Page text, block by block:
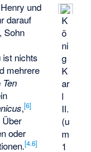
K
ö
ni
g
K
ar
l
II.
(u
m
1
und
darauf
Sohn
ist nichts
mehrere
Ten
,[6]
Über
oder
[4.6]